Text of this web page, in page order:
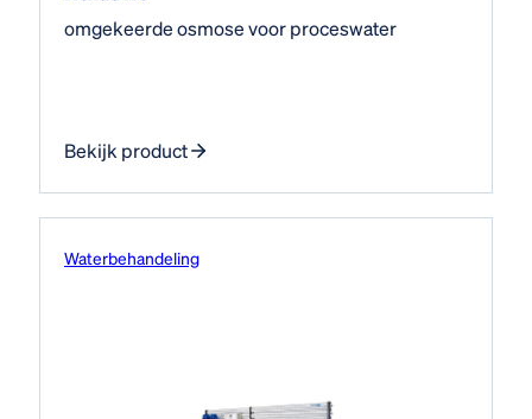
omgekeerde osmose voor proceswater
Bekijk product
Water­behandeling